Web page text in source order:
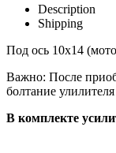
Description
Shipping
Под ось 10х14
Важно: После
болтание
В комплекте